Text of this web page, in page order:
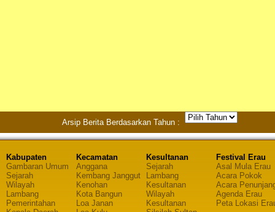
Arsip Berita Berdasarkan Tahun :
Kabupaten
Gambaran Umum
Sejarah
Wilayah
Lambang
Pemerintahan
Kecamatan
Anggana
Kembang Janggut
Kenohan
Kota Bangun
Loa Janan
Kesultanan
Sejarah
Lambang
Kesultanan
Wilayah
Kesultanan
Festival Erau
Asal Mula Erau
Acara Pokok
Acara
Agenda Erau
Peta Lokasi